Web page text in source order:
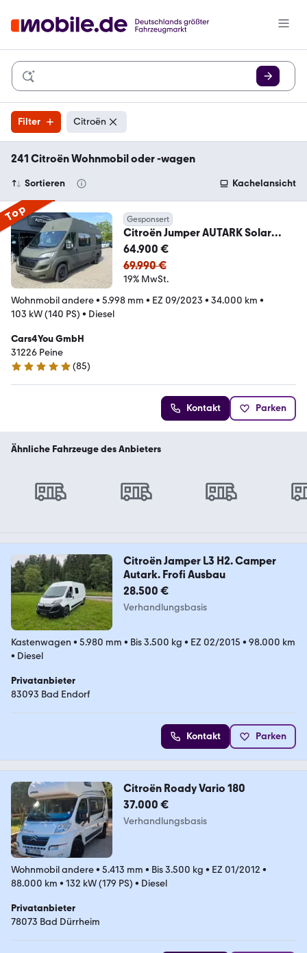
Filter Citroën
241 Citroën Wohnmobil oder -wagen
Sortieren Kachelansicht
Top Gesponsert
Citroën Jumper AUTARK Solar
Raptor ST-HZG/LUXUS/MARKISE
64.900 €
69.990 €
19% MwSt.
Wohnmobil andere• 5.998 mm • EZ 09/2023 • 34.000 km •
103 kW (140 PS) • Diesel
Cars4You GmbH
31226 Peine
4.9 Sterne
(85)
Kontakt Parken
Ähnliche Fahrzeuge des Anbieters
Citroën Jamper L3 H2. Camper
Autark. Frofi Ausbau
28.500 €
Verhandlungsbasis
Kastenwagen • 5.980 mm • Bis 3.500 kg • EZ 02/2015 • 98.000 km
• Diesel
Privatanbieter
83093 Bad Endorf
Kontakt Parken
Citroën Roady Vario 180
37.000 €
Verhandlungsbasis
Wohnmobil andere• 5.413 mm • Bis 3.500 kg • EZ 01/2012 •
88.000 km • 132 kW (179 PS) • Diesel
Privatanbieter
78073 Bad Dürrheim